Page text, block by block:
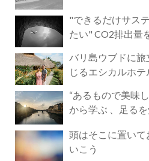
"できるだけサス
たい" CO2排出量
バリ島ウブドに旅
じるエシカルホ
“あるもので美味
から学ぶ 、足る
頭はそこに置い
いこう